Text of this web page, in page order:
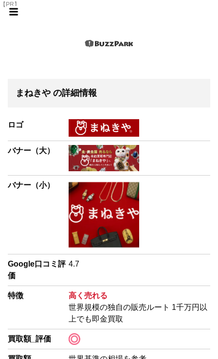
【PR】
まねきや の詳細情報
ロゴ
バナー（大）
バナー（小）
Google口コミ評
価
4.7
特徴
高く売れる
世界規模の独自の販売ルート 1千万円以
上でも即金買取
買取額_評価